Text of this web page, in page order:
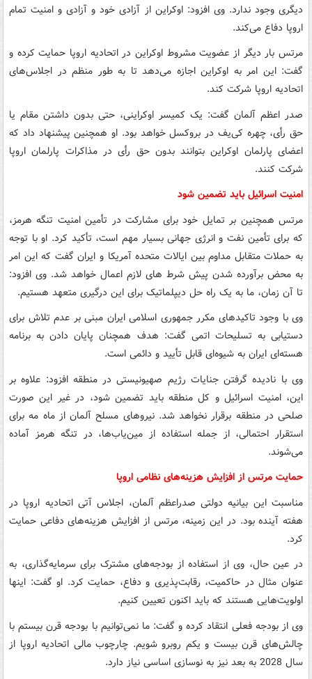
دیگری وجود ندارد. وی افزود: اوکراین از آزادی خود و آزادی و امنیت تمام
اروپا دفاع می‌کند.
مرتس بار دیگر از عضویت مشروط اوکراین در اتحادیه اروپا حمایت کرده و
گفت: این امر به اوکراین اجازه می‌دهد تا به طور منظم در اجلاس‌های
اتحادیه اروپا شرکت کند.
صدر اعظم آلمان گفت: یک کمیسر اوکراینی، حتی بدون داشتن مقام یا
حق رأی، چهره کی‌یف در بروکسل خواهد بود. او همچنین پیشنهاد داد که
اعضای پارلمان اوکراین بتوانند بدون حق رأی در مذاکرات پارلمان اروپا
شرکت کنند.
امنیت اسرائیل باید تضمین شود
مرتس همچنین بر تمایل خود برای مشارکت در تأمین امنیت تنگه هرمز،
که برای تأمین نفت و انرژی جهانی بسیار مهم است، تأکید کرد. او با توجه
به حملات متقابل مداوم بین ایالات متحده آمریکا و ایران گفت که این امر
به محض برآورده شدن پیش شرط های لازم اعمال خواهد شد. وی افزود:
تا آن زمان، ما به یک راه حل دیپلماتیک برای این درگیری متعهد هستیم.
وی با وجود تاکیدهای مکرر جمهوری اسلامی ایران مبنی بر عدم تلاش برای
دستیابی به تسلیحات اتمی گفت: هدف همچنان پایان دادن به برنامه
هسته‌ای ایران به شیوه‌ای قابل تأیید و دائمی است.
وی با نادیده گرفتن جنایات رژیم صهیونیستی در منطقه افزود: علاوه بر
این، امنیت اسرائیل و کل منطقه باید تضمین شود، در غیر این صورت
صلحی در منطقه برقرار نخواهد شد. نیروهای مسلح آلمان از ماه مه برای
استقرار احتمالی، از جمله استفاده از مین‌یاب‌ها، در تنگه هرمز آماده
می‌شوند.
حمایت مرتس از افزایش هزینه‌های نظامی اروپا
مناسبت این بیانیه دولتی صدراعظم آلمان، اجلاس آتی اتحادیه اروپا در
هفته آینده بود. در این زمینه، مرتس از افزایش هزینه‌های دفاعی حمایت
کرد.
در عین حال، وی از استفاده از بودجه‌های مشترک برای سرمایه‌گذاری، به
عنوان مثال در حاکمیت، رقابت‌پذیری و دفاع، حمایت کرد. او گفت: اینها
اولویت‌هایی هستند که باید اکنون تعیین کنیم.
وی از بودجه فعلی انتقاد کرده و گفت: ما نمی‌توانیم با بودجه قرن بیستم با
چالش‌های قرن بیست و یکم روبرو شویم. چارچوب مالی اتحادیه اروپا از
سال 2028 به بعد نیز به نوسازی اساسی نیاز دارد.